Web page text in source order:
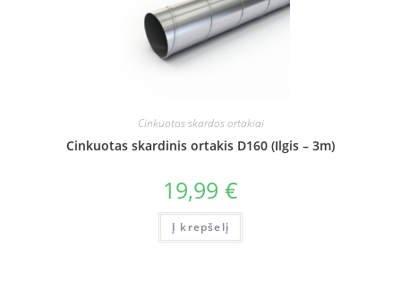
Cinkuotos skardos ortakiai
Cinkuotas skardinis ortakis D160 (Ilgis – 3m)
19,99 €
Į krepšelį